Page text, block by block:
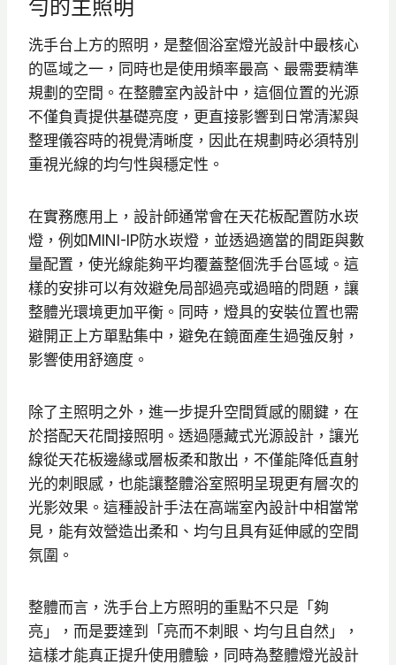
勻的主照明
洗手台上方的照明，是整個浴室燈光設計中最核心
的區域之一，同時也是使用頻率最高、最需要精準
規劃的空間。在整體室內設計中，這個位置的光源
不僅負責提供基礎亮度，更直接影響到日常清潔與
整理儀容時的視覺清晰度，因此在規劃時必須特別
重視光線的均勻性與穩定性。
在實務應用上，設計師通常會在天花板配置防水崁
燈，例如MINI-IP防水崁燈，並透過適當的間距與數
量配置，使光線能夠平均覆蓋整個洗手台區域。這
樣的安排可以有效避免局部過亮或過暗的問題，讓
整體光環境更加平衡。同時，燈具的安裝位置也需
避開正上方單點集中，避免在鏡面產生過強反射，
影響使用舒適度。
除了主照明之外，進一步提升空間質感的關鍵，在
於搭配天花間接照明。透過隱藏式光源設計，讓光
線從天花板邊緣或層板柔和散出，不僅能降低直射
光的刺眼感，也能讓整體浴室照明呈現更有層次的
光影效果。這種設計手法在高端室內設計中相當常
見，能有效營造出柔和、均勻且具有延伸感的空間
氛圍。
整體而言，洗手台上方照明的重點不只是「夠
亮」，而是要達到「亮而不刺眼、均勻且自然」，
這樣才能真正提升使用體驗，同時為整體燈光設計